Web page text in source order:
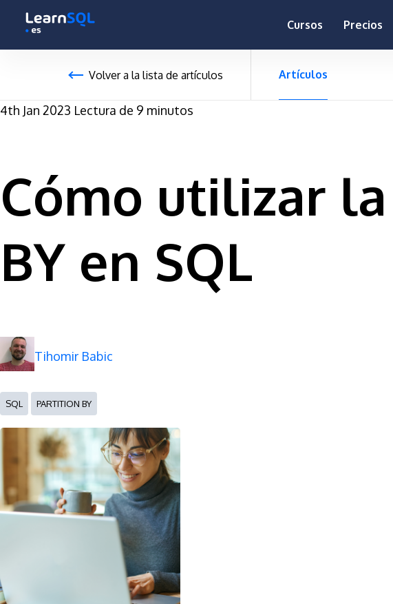
--496141 hours only! Cursos Precios
Volver a la lista de artículos Artículos
4th Jan 2023 Lectura de 9 minutos
Cómo utilizar
BY en SQL
Tihomir Babic
SQL PARTITION BY